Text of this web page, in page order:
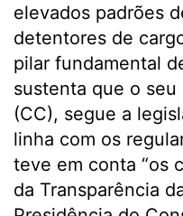
elevados padrões
detentores de
pilar fundamental
sustenta que o
(CC), segue a
linha com os
teve em conta “os
da Transparência